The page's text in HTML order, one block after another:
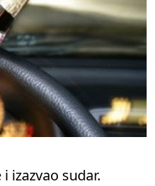
izazvao sudar.